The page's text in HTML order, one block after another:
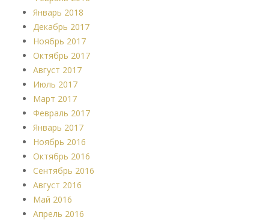
Январь 2018
Декабрь 2017
Ноябрь 2017
Октябрь 2017
Август 2017
Июль 2017
Март 2017
Февраль 2017
Январь 2017
Ноябрь 2016
Октябрь 2016
Сентябрь 2016
Август 2016
Май 2016
Апрель 2016